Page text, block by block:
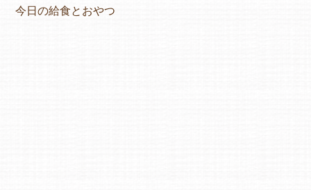
今日の給食とおやつ